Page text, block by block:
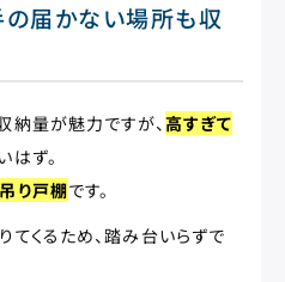
届かない場所も収
納量が魅力ですが、高すぎて
はず。
り戸棚です。
くるため、踏み台いらずで